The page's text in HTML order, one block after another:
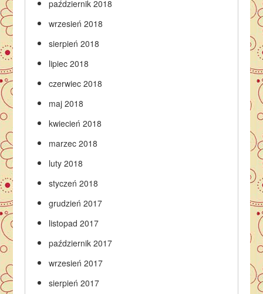
październik 2018
wrzesień 2018
sierpień 2018
lipiec 2018
czerwiec 2018
maj 2018
kwiecień 2018
marzec 2018
luty 2018
styczeń 2018
grudzień 2017
listopad 2017
październik 2017
wrzesień 2017
sierpień 2017